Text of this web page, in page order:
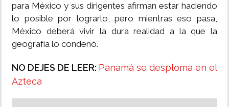
para México y sus dirigentes afirman estar haciendo
lo posible por lograrlo, pero mientras eso pasa,
México deberá vivir la dura realidad a la que la
geografía lo condenó.
NO DEJES DE LEER: Panamá se desploma en el
Azteca